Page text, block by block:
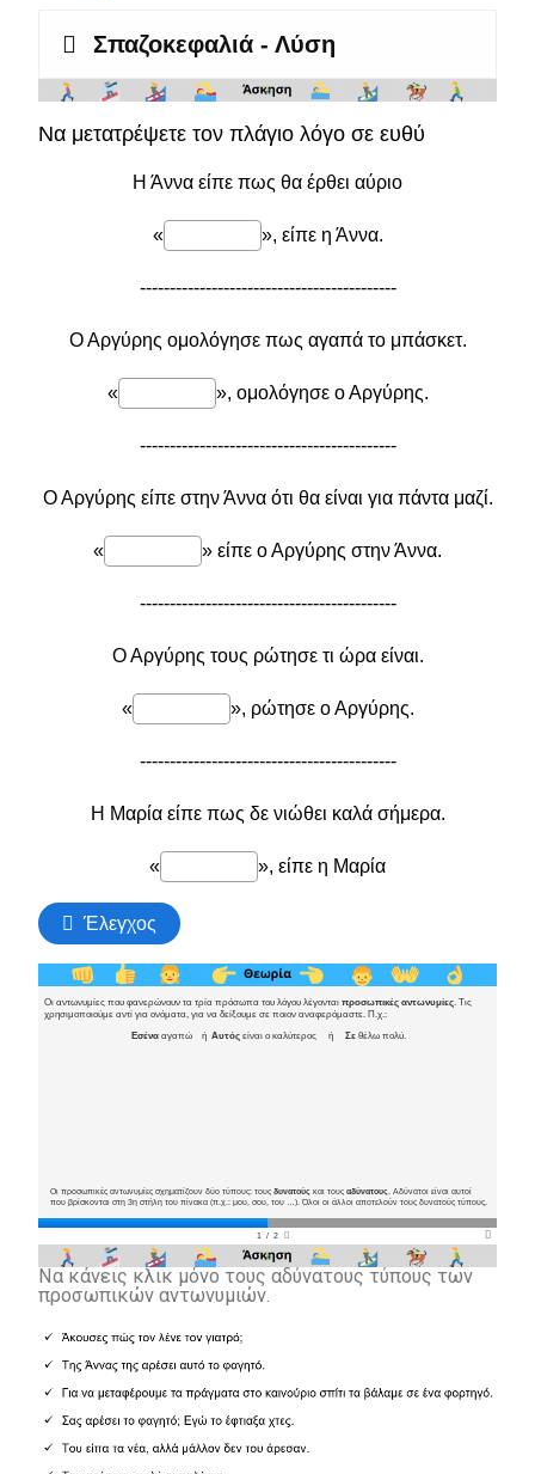
Να κάνεις κλικ μόνο τους αδύνατους τύπους των
προσωπικών αντωνυμιών.